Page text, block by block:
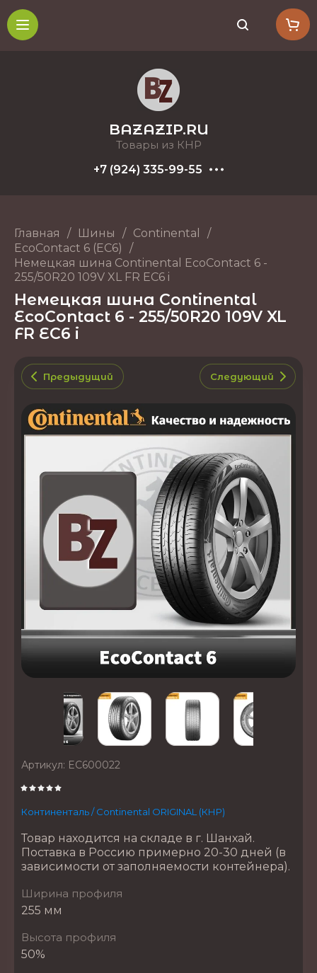
BAZAZIP.RU
Товары из КНР
+7 (924) 335-99-55
Главная / Шины / Continental
/
EcoContact 6 (EC6)
/
Немецкая шина Continental EcoContact 6 -
255/50R20 109V XL FR EC6 i
Немецкая шина Continental
EcoContact 6 - 255/50R20 109V XL
FR EC6 i
Предыдущий Следующий
Артикул: EC600022
Континенталь / Continental ORIGINAL (КНР)
Товар находится на складе в г. Шанхай.
Поставка в Россию примерно 20-30 дней (в
зависимости от заполняемости контейнера).
Ширина профиля
255 мм
Высота профиля
50%